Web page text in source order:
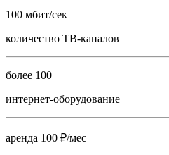
100 мбит/сек
количество ТВ-каналов
более 100
интернет-оборудование
аренда 100 ₽/мес